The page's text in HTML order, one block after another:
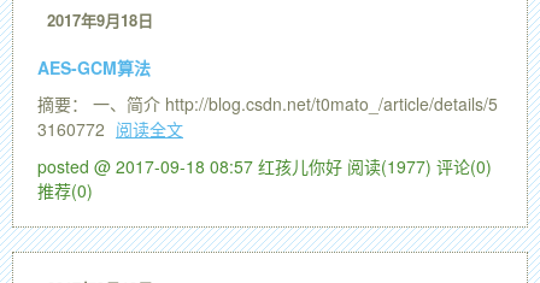
2017年9月18日
AES-GCM算法
摘要： 一、简介 http://blog.csdn.net/t0mato_/article/details/5
3160772 阅读全文
posted @ 2017-09-18 08:57 红孩儿你好 阅读(1977) 评论(0)
推荐(0)